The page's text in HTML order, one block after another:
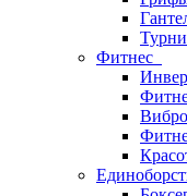
Фитнес